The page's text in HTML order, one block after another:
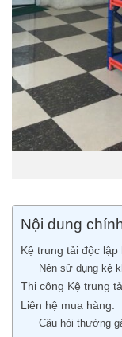
Nội dung
Kệ trung tải độc lập
Nên sử dụng kệ
Thi công Kệ trung
Liên hệ mua hàng:
Câu hỏi thường